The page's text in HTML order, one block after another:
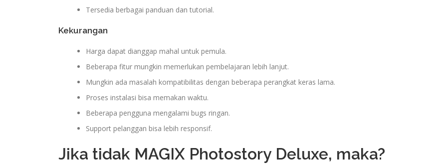
Tersedia berbagai panduan dan tutorial.
Kekurangan
Harga dapat dianggap mahal untuk pemula.
Beberapa fitur mungkin memerlukan pembelajaran lebih lanjut.
Mungkin ada masalah kompatibilitas dengan beberapa perangkat keras lama.
Proses instalasi bisa memakan waktu.
Beberapa pengguna mengalami bugs ringan.
Support pelanggan bisa lebih responsif.
Jika tidak MAGIX Photostory Deluxe, maka?